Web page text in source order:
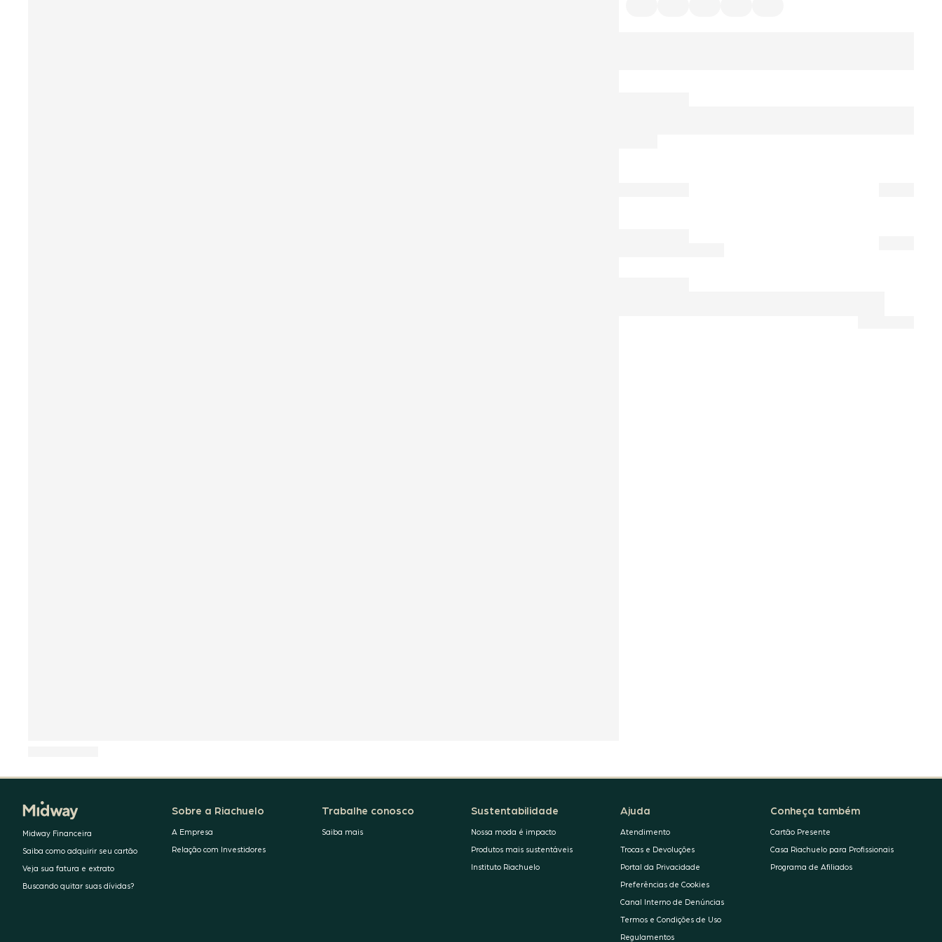
Midway Financeira
Saiba como adquirir seu cartão
Veja sua fatura e extrato
Buscando quitar suas dívidas?
Sobre a Riachuelo
A Empresa
Relação com Investidores
Trabalhe conosco
Saiba mais
Sustentabilidade
Nossa moda é impacto
Produtos mais sustentáveis
Instituto Riachuelo
Ajuda
Atendimento
Trocas e Devoluções
Portal da Privacidade
Preferências de Cookies
Canal Interno de Denúncias
Termos e Condições de Uso
Regulamentos
Conheça também
Cartão Presente
Casa Riachuelo para Profissionais
Programa de Afiliados